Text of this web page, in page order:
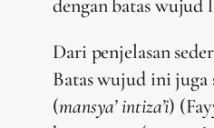
dengan batas wujud
Dari penjelasan
Batas wujud ini juga
(mansya’ intiza’i)